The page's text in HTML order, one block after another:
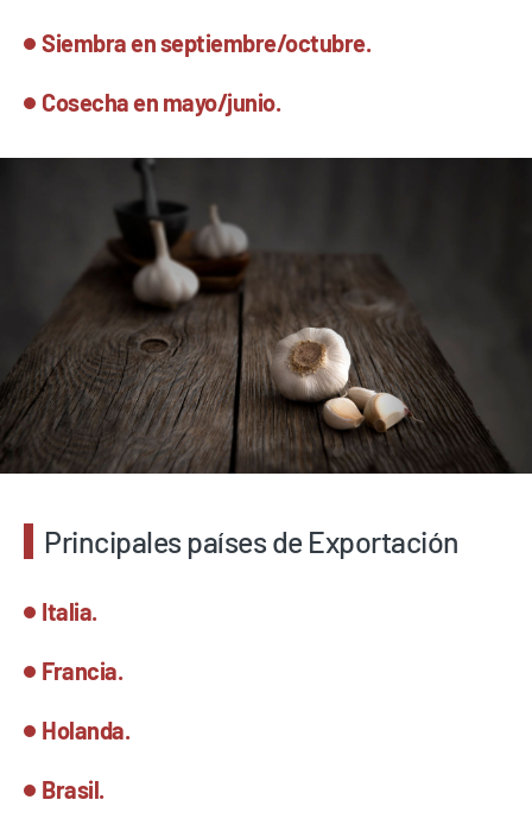
Siembra en septiembre/octubre.
Cosecha en mayo/junio.
Principales países de Exportación
Italia.
Francia.
Holanda.
Brasil.